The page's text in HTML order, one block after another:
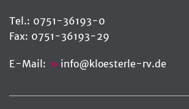
Tel.: 0751-36193-0
Fax: 0751-36193-29
E-Mail: info@kloesterle-rv.de